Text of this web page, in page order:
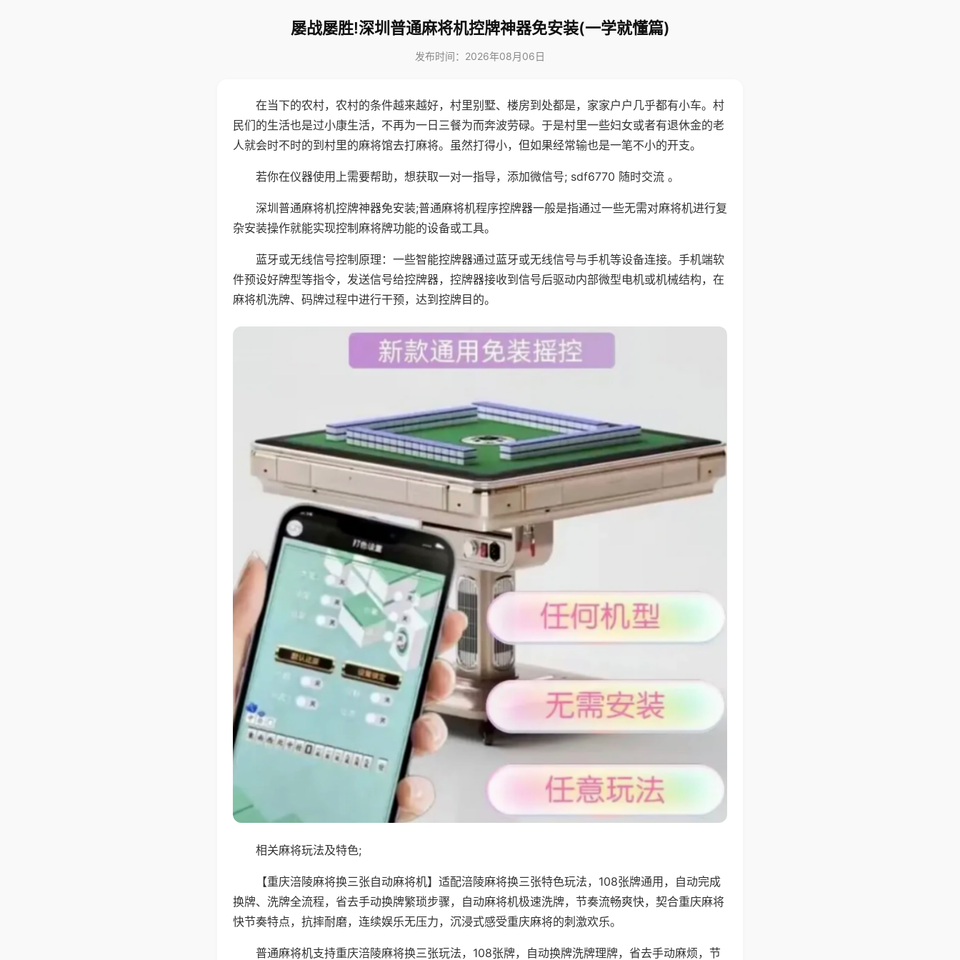
屡战屡胜!深圳普通麻将机控牌神器免安装(一学就懂篇)
发布时间：2026年08月06日
在当下的农村，农村的条件越来越好，村里别墅、楼房到处都是，家家户户几乎都有小车。村
民们的生活也是过小康生活，不再为一日三餐为而奔波劳碌。于是村里一些妇女或者有退休金的老
人就会时不时的到村里的麻将馆去打麻将。虽然打得小，但如果经常输也是一笔不小的开支。
若你在仪器使用上需要帮助，想获取一对一指导，添加微信号; sdf6770 随时交流 。
深圳普通麻将机控牌神器免安装;普通麻将机程序控牌器一般是指通过一些无需对麻将机进行复
杂安装操作就能实现控制麻将牌功能的设备或工具。
蓝牙或无线信号控制原理：一些智能控牌器通过蓝牙或无线信号与手机等设备连接。手机端软
件预设好牌型等指令，发送信号给控牌器，控牌器接收到信号后驱动内部微型电机或机械结构，在
麻将机洗牌、码牌过程中进行干预，达到控牌目的。
相关麻将玩法及特色;
【重庆涪陵麻将换三张自动麻将机】适配涪陵麻将换三张特色玩法，108张牌通用，自动完成
换牌、洗牌全流程，省去手动换牌繁琐步骤，自动麻将机极速洗牌，节奏流畅爽快，契合重庆麻将
快节奏特点，抗摔耐磨，连续娱乐无压力，沉浸式感受重庆麻将的刺激欢乐。
普通麻将机支持重庆涪陵麻将换三张玩法，108张牌，自动换牌洗牌理牌，省去手动麻烦，节